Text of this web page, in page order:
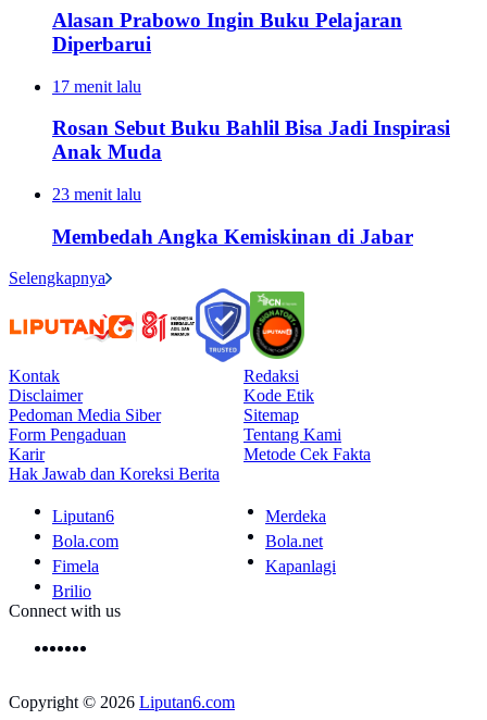
Alasan Prabowo Ingin Buku Pelajaran
Diperbarui
17 menit lalu
Rosan Sebut Buku Bahlil Bisa Jadi Inspirasi
Anak Muda
23 menit lalu
Membedah Angka Kemiskinan di Jabar
Selengkapnya
Kontak
Redaksi
Disclaimer
Kode Etik
Pedoman Media Siber
Sitemap
Form Pengaduan
Tentang Kami
Karir
Metode Cek Fakta
Hak Jawab dan Koreksi Berita
Liputan6
Merdeka
Bola.com
Bola.net
Fimela
Kapanlagi
Brilio
Connect with us
Copyright © 2026 Liputan6.com